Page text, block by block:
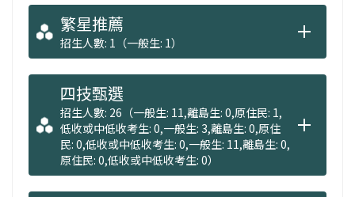
繁星推薦
招生人數: 1（一般生: 1）
四技甄選
招生人數: 26（一般生: 11,離島生: 0,原住民: 1,
低收或中低收考生: 0,一般生: 3,離島生: 0,原住
民: 0,低收或中低收考生: 0,一般生: 11,離島生: 0,
原住民: 0,低收或中低收考生: 0）